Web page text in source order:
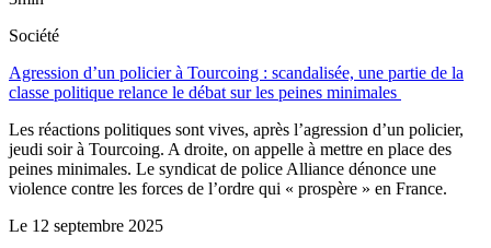
Société
Agression d’un policier à Tourcoing : scandalisée, une partie de la
classe politique relance le débat sur les peines minimales
Les réactions politiques sont vives, après l’agression d’un policier,
jeudi soir à Tourcoing. A droite, on appelle à mettre en place des
peines minimales. Le syndicat de police Alliance dénonce une
violence contre les forces de l’ordre qui « prospère » en France.
Le 12 septembre 2025